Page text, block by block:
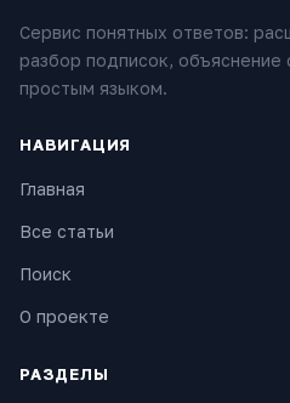
Сервис понятных ответов:
разбор подписок, объяснение
простым языком.
НАВИГАЦИЯ
Главная
Все статьи
Поиск
О проекте
РАЗДЕЛЫ